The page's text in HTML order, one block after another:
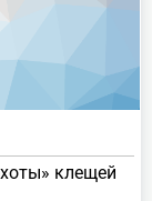
клещей